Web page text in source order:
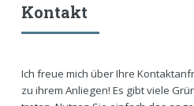
Kontakt
Ich freue mich über Ihre
zu ihrem Anliegen! Es gibt viele